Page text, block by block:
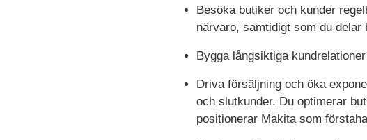
Besöka butiker och kunder
närvaro, samtidigt som du
Bygga långsiktiga
Driva försäljning och öka
och slutkunder. Du optimerar
positionerar Makita som